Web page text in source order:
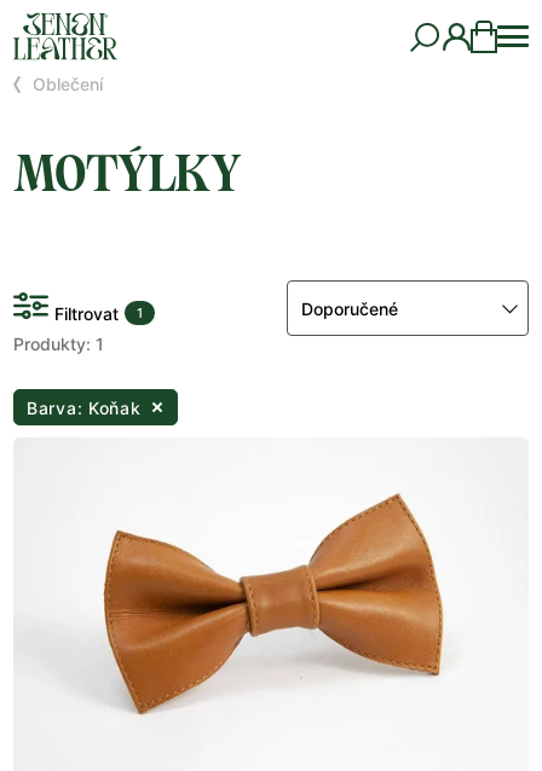
Oblečení
MOTÝLKY
Filtrovat 1
Produkty: 1
Doporučené
Barva: Koňak